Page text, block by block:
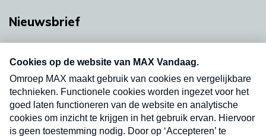
Nieuwsbrief
nieuwsbrief. Elke vrijdag- en dinsdagochtend in
uw mailbox.
Verzend